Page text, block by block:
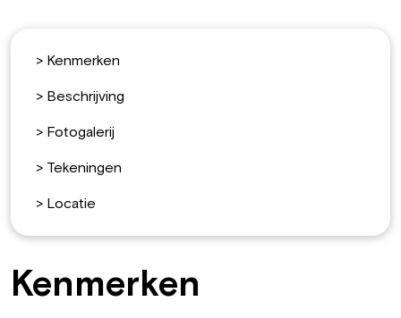
> Kenmerken
> Beschrijving
> Fotogalerij
> Tekeningen
> Locatie
Kenmerken